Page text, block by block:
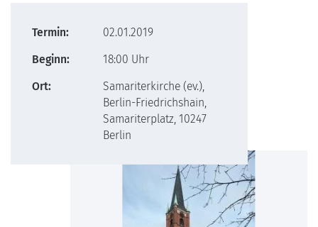
Termin:
02.01.2019
Beginn:
18:00 Uhr
Ort:
Samariterkirche (ev.),
Berlin-Friedrichshain,
Samariterplatz, 10247
Berlin